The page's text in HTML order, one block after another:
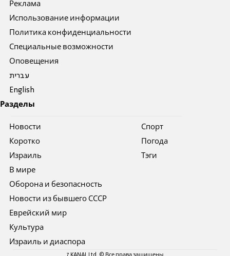
Реклама
Использование информации
Политика конфиденциальности
Специальные возможности
Оповещения
עברית
English
Разделы
Новости
Коротко
Израиль
В мире
Оборона и безопасность
Новости из бывшего СССР
Еврейский мир
Культура
Израиль и диаспора
Спорт
Погода
Тэги